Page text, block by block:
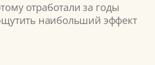
отработали за годы
наибольший эффект